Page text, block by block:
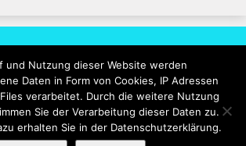
und Nutzung dieser Website werden
Daten in Form von Cookies, IP Adressen
verarbeitet. Durch die weitere Nutzung
Sie der Verarbeitung dieser Daten zu.
erhalten Sie in der Datenschutzerklärung.